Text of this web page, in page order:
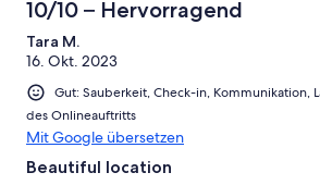
10/10 – Hervorragend
Tara M.
16. Okt. 2023
Gut: Sauberkeit, Check-in, Kommunikation,
des Onlineauftritts
Mit Google übersetzen
Beautiful location